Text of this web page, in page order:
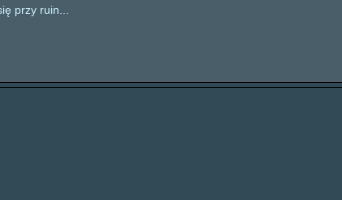
przy ruin...